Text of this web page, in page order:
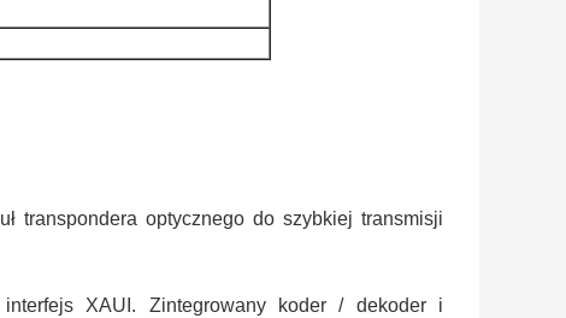
transpondera optycznego do szybkiej transmisji
interfejs XAUI. Zintegrowany koder / dekoder i